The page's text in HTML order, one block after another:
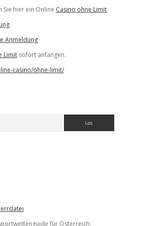
Sie hier ein Online Casino ohne Limit
Anmeldung
Limit sofort anfangen.
casino/ohne-limit/
für Österreich: